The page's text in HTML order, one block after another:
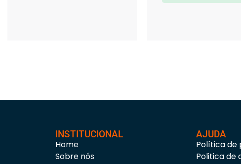
INSTITUCIONAL
Home
Sobre nós
AJUDA
Política de
Politica de